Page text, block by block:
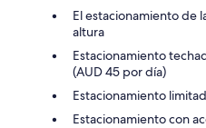
El estacionamiento de
altura
Estacionamiento
(AUD 45 por día)
Estacionamiento
Estacionamiento con